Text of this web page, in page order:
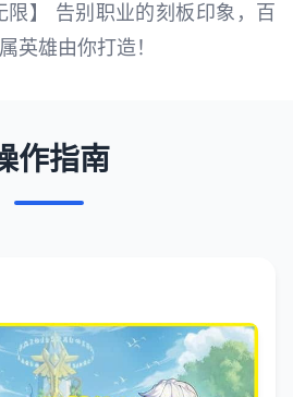
限】 告别职业的刻板印象，百
英雄由你打造！
作指南